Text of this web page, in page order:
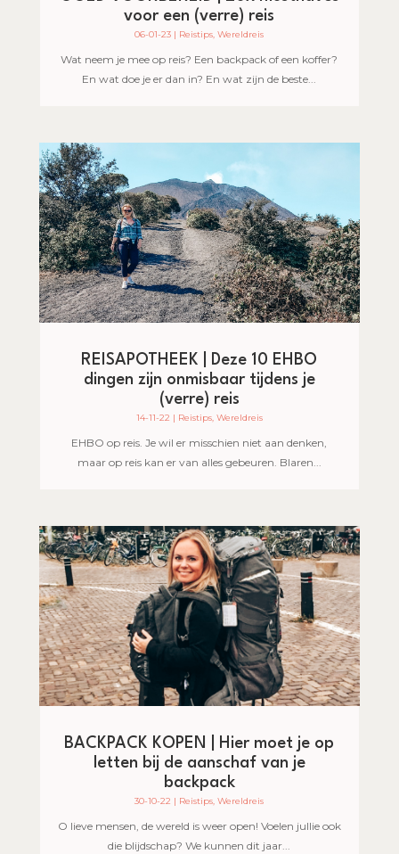
voor een (verre) reis
06-01-23 | Reistips,Wereldreis
Wat neem je mee op reis? Een backpack of een koffer?
En wat doe je er dan in? En wat zijn de beste...
REISAPOTHEEK | Deze 10 EHBO
dingen zijn onmisbaar tijdens je
(verre) reis
14-11-22 | Reistips, Wereldreis
EHBO op reis. Je wil er misschien niet aan denken,
maar op reis kan er van alles gebeuren. Blaren...
BACKPACK KOPEN | Hier moet je op
letten bij de aanschaf van je
backpack
30-10-22 | Reistips,Wereldreis
O lieve mensen, de wereld is weer open! Voelen jullie ook
die blijdschap? We kunnen dit jaar...